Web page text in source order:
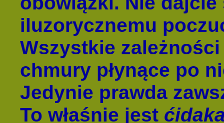
iluzorycznemu
Wszystkie
chmury płynące po
Jedynie prawda
To właśnie jest